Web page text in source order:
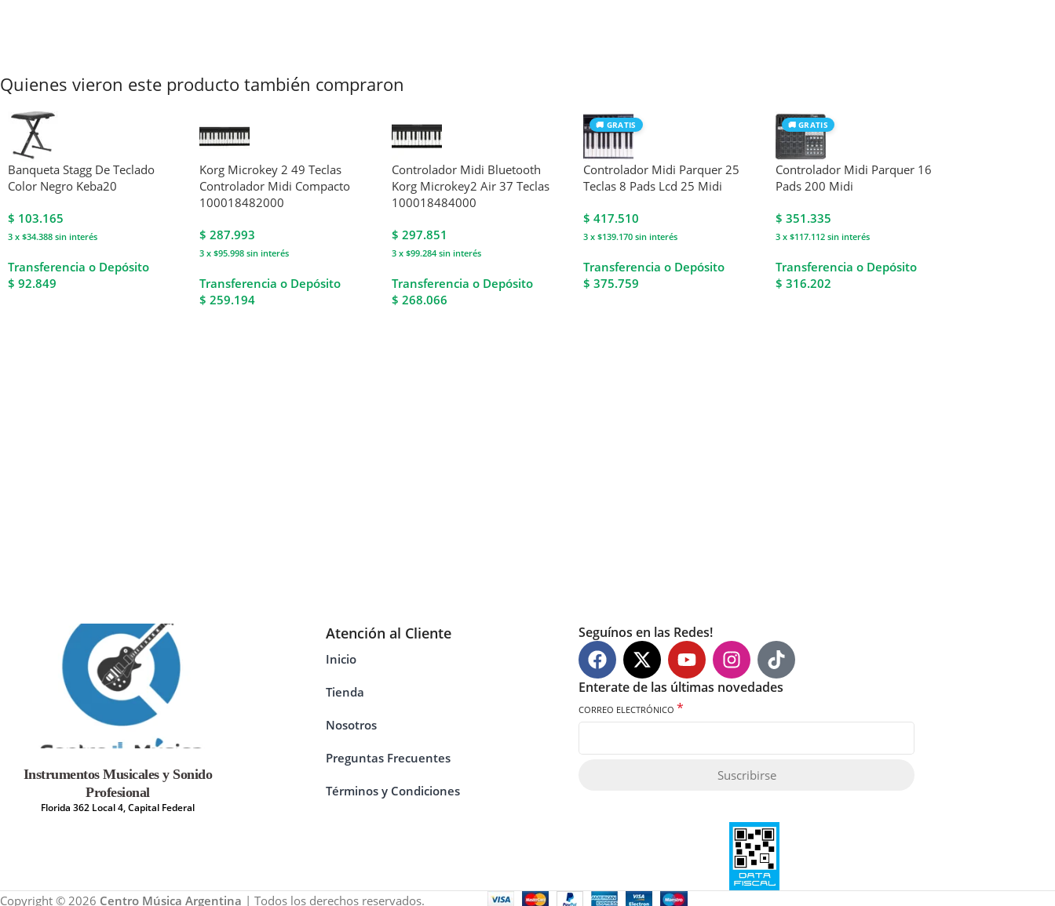
Quienes vieron este producto también compraron
Banqueta Stagg De Teclado
Color Negro Keba20
$ 103.165
3 x $34.388 sin interés
Transferencia o Depósito
$ 92.849
Korg Microkey 2 49 Teclas
Controlador Midi Compacto
100018482000
$ 287.993
3 x $95.998 sin interés
Transferencia o Depósito
$ 259.194
Controlador Midi Bluetooth
Korg Microkey2 Air 37 Teclas
100018484000
$ 297.851
3 x $99.284sin interés
Transferencia o Depósito
$ 268.066
🚚 GRATIS
Controlador Midi Parquer 25
Teclas 8 Pads Lcd 25 Midi
$ 417.510
3 x $139.170 sin interés
Transferencia o Depósito
$ 375.759
🚚 GRATIS
Controlador Midi Parquer 16
Pads 200 Midi
$ 351.335
3 x $117.112sin interés
Transferencia o Depósito
$ 316.202
Instrumentos Musicales y Sonido
Profesional
Florida 362 Local 4, Capital Federal
Atención al Cliente
Inicio
Tienda
Nosotros
Preguntas Frecuentes
Términos y Condiciones
Seguínos en las Redes!
Enterate de las últimas novedades
CORREO ELECTRÓNICO *
Suscribirse
Copyright © 2026 Centro Música Argentina | Todos los derechos reservados.